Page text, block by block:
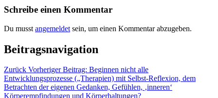
Schreibe einen Kommentar
Du musst angemeldet sein, um einen Kommentar abzugeben.
Beitragsnavigation
Zurück Vorheriger Beitrag: Beginnen nicht alle
Entwicklungsprozesse („Therapien) mit Selbst-Reflexion, dem
Betrachten der eigenen Gedanken, Gefühlen, ‚inneren‘
Körperempfindungen und Körperhaltungen?